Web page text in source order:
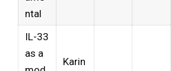
ntal
IL-33
as a
Karin